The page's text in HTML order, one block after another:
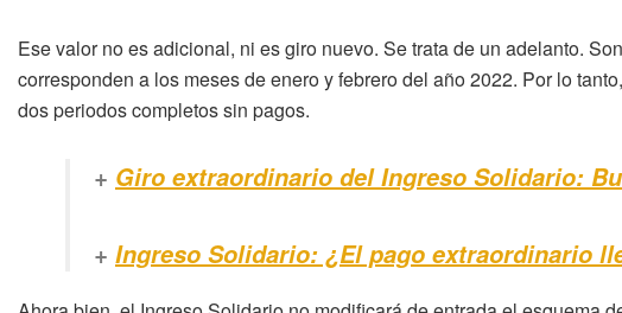
Ese valor no es adicional, ni es giro nuevo. Se trata de un adelanto.
corresponden a los meses de enero y febrero del año 2022. Por lo
dos periodos completos sin pagos.
+ Giro extraordinario del Ingreso Solidario:
+ Ingreso Solidario: ¿El pago extraordinario